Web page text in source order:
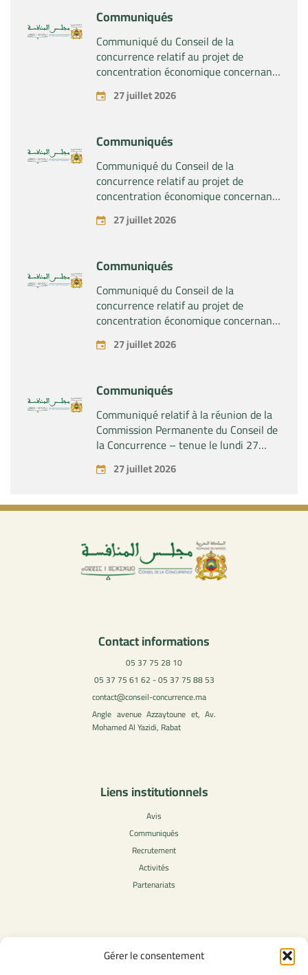
Gérer le consentement
Communiqués
Communiqué du Conseil de la
concurrence relatif au projet de
concentration économique concernant
la prise du contrôle exclusif par la
société « Substipharm SAS » des actifs
pharmaceutiques « Rilutek » et «
Sabril » détenus par la société « Sanofi
SA »
27 juillet 2026
Communiqués
Communiqué du Conseil de la
concurrence relatif au projet de
concentration économique concernant
la prise du contrôle exclusif par la
société « Plastika Kritis SA » de la
27 juillet 2026
Communiqués
Communiqué du Conseil de la
concurrence relatif au projet de
concentration économique concernant
la prise par la société « Fives SAS » du
contrôle exclusif de la société « Aries
27 juillet 2026
Communiqués
Communiqué relatif à la réunion de la
Commission Permanente du Conseil de
la Concurrence – tenue le lundi 27
juillet 2026
27 juillet 2026
Contact informations
05 37 75 28 10
05 37 75 61 62 - 05 37 75 88 53
contact@conseil-concurrence.ma
Angle avenue Azzaytoune et, Av.
Mohamed Al Yazidi, Rabat
Liens institutionnels
Avis
Communiqués
Recrutement
Activités
Partenariats
Contenu légale